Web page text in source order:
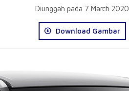
Diunggah pada 7 March 2020
Download Gambar